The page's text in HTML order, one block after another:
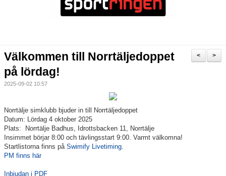
Topp Tolv
Anmälan till Simklubben
Våra tävlingar
Klubbkollektion
>
<
Välkommen till Norrtäljedoppet
på lördag!
2025-09-02 10:57
Norrtälje simklubb bjuder in till Norrtäljedoppet
Datum: Lördag 4 oktober 2025
Plats: Norrtälje Badhus, Idrottsbacken 11, Norrtälje
Insimmet börjar 8:00 och tävlingsstart 9:00. Varmt välkomna!
Startlistorna finns på Swimify Livetiming.
PM finns här
Inbjudan i PDF